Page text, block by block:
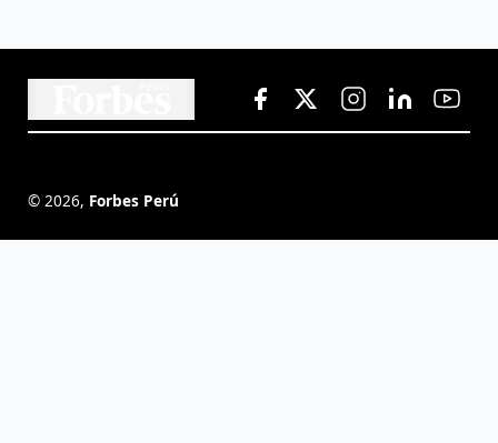
© 2026, Forbes Perú